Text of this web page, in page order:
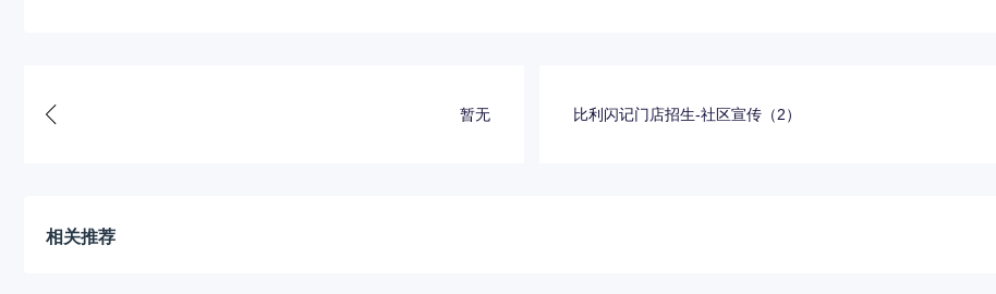
暂无 比利闪记门店招生-社区宣传（2）
相关推荐